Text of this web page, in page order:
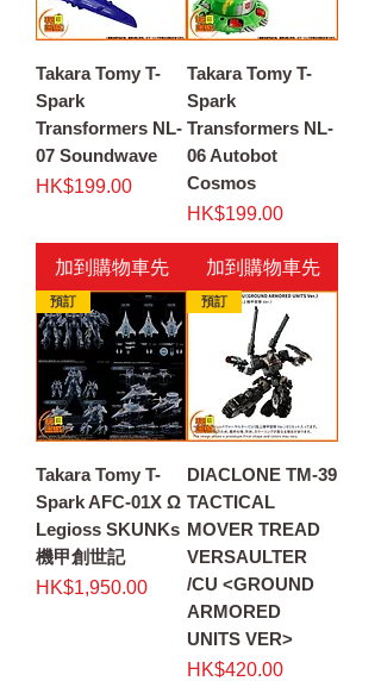
Takara Tomy T-
Spark
Transformers NL-
07 Soundwave
價格
HK$199.00
加到購物車先
Takara Tomy T-
Spark
Transformers NL-
06 Autobot
Cosmos
價格
HK$199.00
加到購物車先
預訂
Takara Tomy T-
Spark AFC-01X Ω
Legioss SKUNKs
機甲創世記
價格
HK$1,950.00
預訂
DIACLONE TM-39
TACTICAL
MOVER TREAD
VERSAULTER
/CU <GROUND
ARMORED
UNITS VER>
價格
HK$420.00